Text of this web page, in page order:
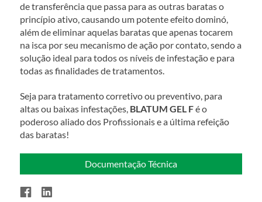
de transferência que passa para as outras baratas o
princípio ativo, causando um potente efeito dominó,
além de eliminar aquelas baratas que apenas tocarem
na isca por seu mecanismo de ação por contato, sendo a
solução ideal para todos os níveis de infestação e para
todas as finalidades de tratamentos.
Seja para tratamento corretivo ou preventivo, para
altas ou baixas infestações, BLATUM GEL F é o
poderoso aliado dos Profissionais e a última refeição
das baratas!
Documentação Técnica